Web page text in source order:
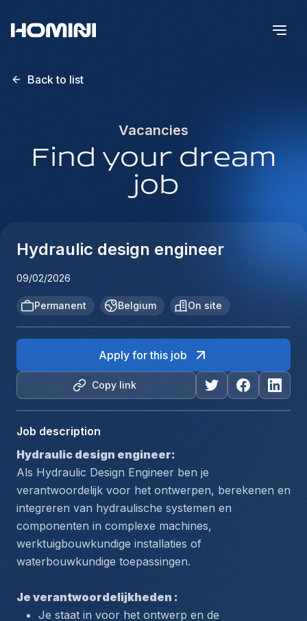
Back to list
Vacancies
Find your dream
job
Hydraulic design engineer
09/02/2026
Permanent Belgium On site
Copy link
Apply for this job
Job description
Hydraulic design engineer:
Als Hydraulic Design Engineer ben je
verantwoordelijk voor het ontwerpen, berekenen en
integreren van hydraulische systemen en
componenten in complexe machines,
werktuigbouwkundige installaties of
waterbouwkundige toepassingen.
Je verantwoordelijkheden :
Je staat in voor het ontwerp en de